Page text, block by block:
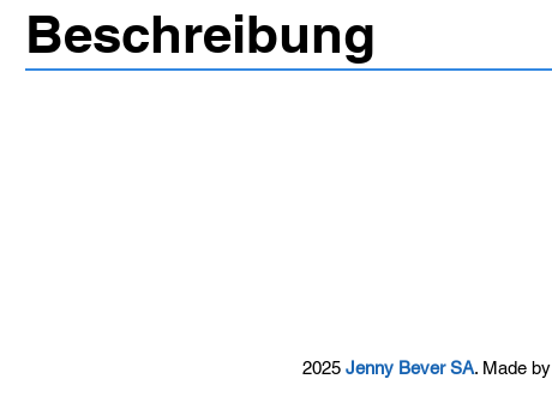
Beschreibung
2025 Jenny Bever SA. Made by